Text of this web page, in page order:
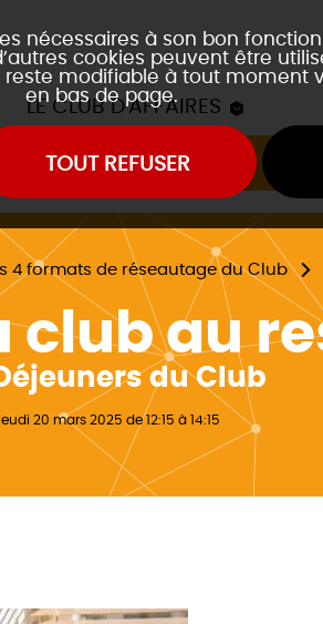
nécessaires à son bon
cookies peuvent être
reste modifiable à tout moment
en bas de page.
TOUT REFUSER
LE CLUB D'AFFAIRES
de..."
4 formats de réseautage du Club
club au
du Club
20 mars 2025 de 12:15 à 14:15